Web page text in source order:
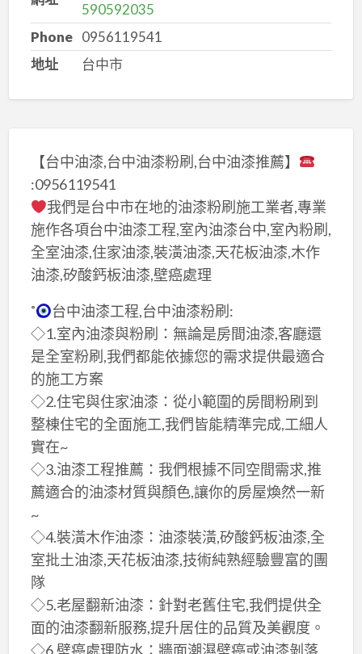
590592035
Phone 0956119541
地址
台中市
【台中油漆,台中油漆粉刷,台中油漆推薦】
:0956119541
我們是台中市在地的油漆粉刷施工業者,專業
施作各項台中油漆工程,室內油漆台中,室內粉刷,
全室油漆,住家油漆,裝潢油漆,天花板油漆,木作
油漆,矽酸鈣板油漆,壁癌處理
˚
台中油漆工程,台中油漆粉刷:
◇1.室內油漆與粉刷：無論是房間油漆,客廳還
是全室粉刷,我們都能依據您的需求提供最適合
的施工方案
◇2.住宅與住家油漆：從小範圍的房間粉刷到
整棟住宅的全面施工,我們皆能精準完成,工細人
實在~
◇3.油漆工程推薦：我們根據不同空間需求,推
薦適合的油漆材質與顏色,讓你的房屋煥然一新
~
◇4.裝潢木作油漆：油漆裝潢,矽酸鈣板油漆,全
室批土油漆,天花板油漆,技術純熟經驗豐富的團
隊
◇5.老屋翻新油漆：針對老舊住宅,我們提供全
面的油漆翻新服務,提升居住的品質及美觀度。
◇6.壁癌處理防水：牆面潮濕壁癌或油漆剝落